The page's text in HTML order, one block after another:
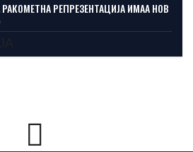
РЕПРЕЗЕНТАЦИЈА ИМАА НОВ